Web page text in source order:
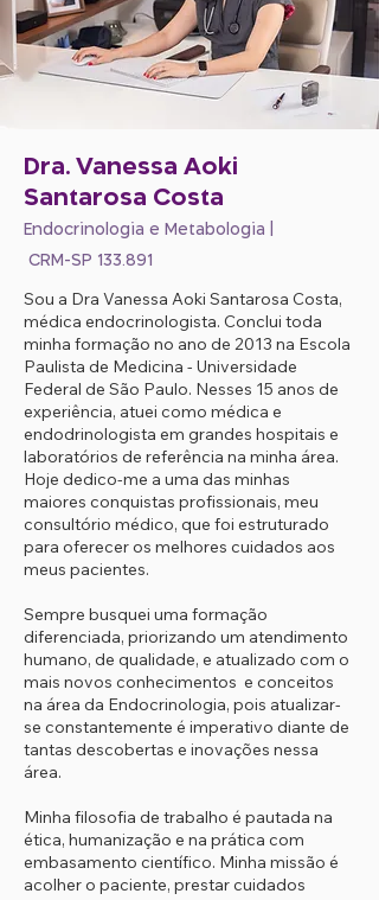
Dra. Vanessa Aoki
Santarosa Costa
Endocrinologia e Metabologia |
CRM-SP 133.891
Sou a Dra Vanessa Aoki Santarosa Costa,
médica endocrinologista. Conclui toda
minha formação no ano de 2013 na Escola
Paulista de Medicina - Universidade
Federal de São Paulo. Nesses 15 anos de
experiência, atuei como médica e
endodrinologista em grandes hospitais e
laboratórios de referência na minha área.
Hoje dedico-me a uma das minhas
maiores conquistas profissionais, meu
consultório médico, que foi estruturado
para oferecer os melhores cuidados aos
meus pacientes.
Sempre busquei uma formação
diferenciada, priorizando um atendimento
humano, de qualidade, e atualizado com o
mais novos conhecimentos e conceitos
na área da Endocrinologia, pois atualizar-
se constantemente é imperativo diante de
tantas descobertas e inovações nessa
área.
Minha filosofia de trabalho é pautada na
ética, humanização e na prática com
embasamento científico. Minha missão é
acolher o paciente, prestar cuidados